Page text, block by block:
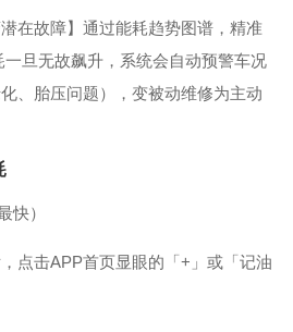
在故障】通过能耗趋势图谱，精准
旦无故飙升，系统会自动预警车况
、胎压问题），变被动维修为主动
快）
点击APP首页显眼的「+」或「记油